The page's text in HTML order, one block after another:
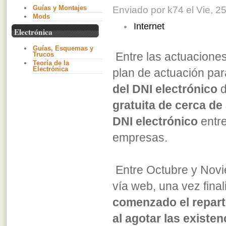
Guías y Montajes
Mods
Electrónica
Guías, Esquemas y
Trucos
Teoría de la
Electrónica
Enviado por k74 el Vie,
Internet
Entre las
plan de actuación
del DNI electrónico
gratuita de cerca
DNI electrónico
empresas.
Entre Octubre y
vía web, una vez
comenzado el
al agotar las